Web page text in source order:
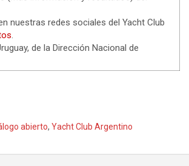
nuestras redes sociales del Yacht Club
.
de la Dirección Nacional de
abierto, Yacht Club Argentino